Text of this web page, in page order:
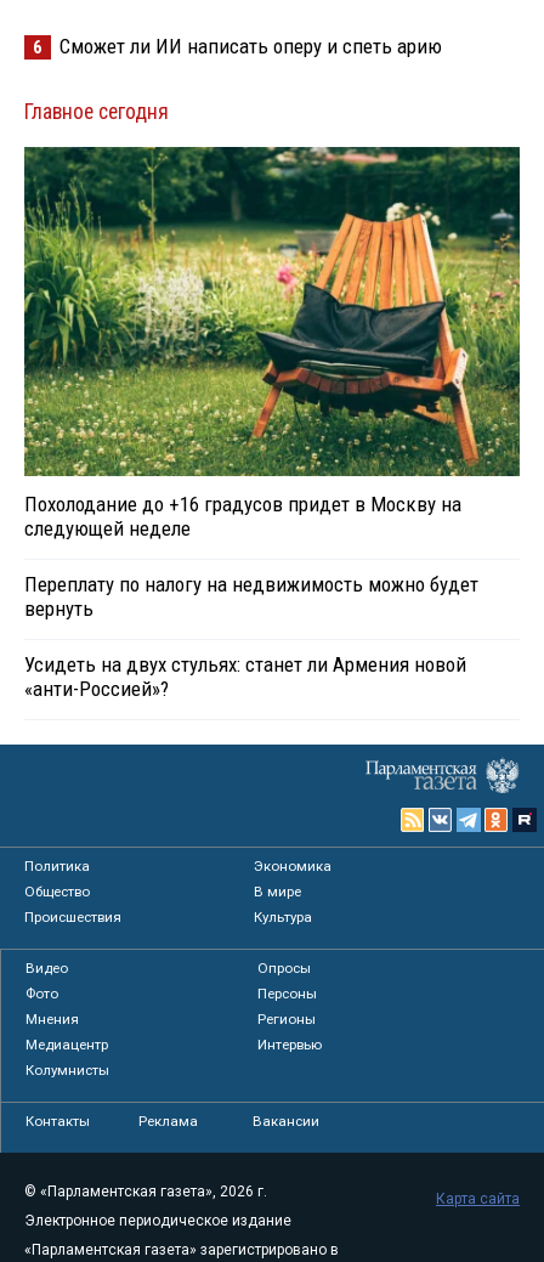
6 Сможет ли ИИ написать оперу и спеть арию
Главное сегодня
Похолодание до +16 градусов придет в Москву на
следующей неделе
Переплату по налогу на недвижимость можно будет
вернуть
Усидеть на двух стульях: станет ли Армения новой
«анти-Россией»?
Политика
Экономика
Общество
В мире
Происшествия
Культура
Видео
Опросы
Фото
Персоны
Мнения
Регионы
Медиацентр
Интервью
Колумнисты
Контакты Реклама Вакансии
© «Парламентская газета», 2026 г.
Электронное периодическое издание
«Парламентская газета» зарегистрировано в
Карта сайта